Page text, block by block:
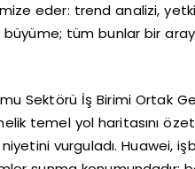
eder: trend analizi,
büyüme; tüm bunlar bir
Sektörü İş Birimi Ortak
temel yol haritasını
vurguladı. Huawei,